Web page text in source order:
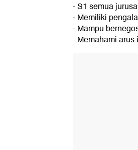
- S1 semua
- Memiliki
- Mampu
- Memahami arus